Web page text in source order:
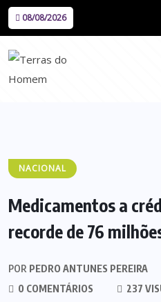
08/08/2026
NACIONAL
Medicamentos a
recorde de 76
POR PEDRO ANTUNES PEREIRA
0 COMENTÁRIOS
237